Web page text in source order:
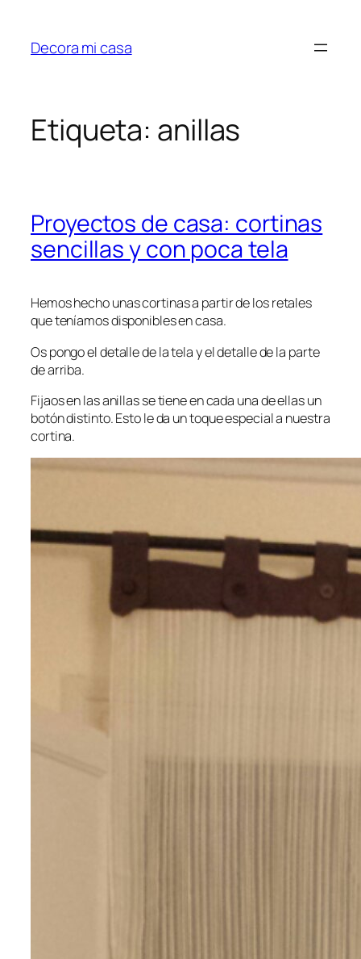
contenido
Decora mi casa
Etiqueta: anillas
Proyectos de casa: cortinas
sencillas y con poca tela
Hemos hecho unas cortinas a partir de los retales
que teníamos disponibles en casa.
Os pongo el detalle de la tela y el detalle de la parte
de arriba.
Fijaos en las anillas se tiene en cada una de ellas un
botón distinto. Esto le da un toque especial a nuestra
cortina.